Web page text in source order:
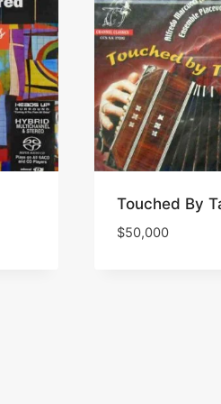
Touched By
$50,000